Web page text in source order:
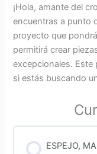
¡Hola, amante del
encuentras a punto
proyecto que
permitirá crear
excepcionales. Este
si estás buscando
ESPEJO,